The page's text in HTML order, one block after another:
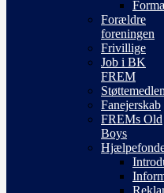
Forældre
foreningen
Frivillige
Job i BK
FREM
Fanejerskab
FREMs Old
Boys